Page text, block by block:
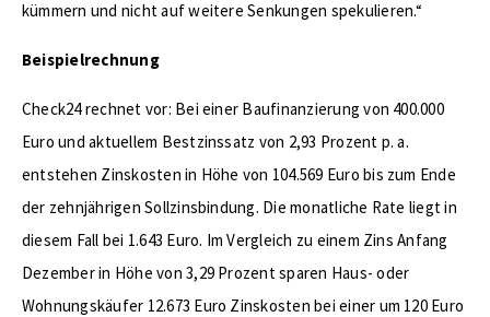
kümmern und nicht auf weitere Senkungen spekulieren.“
Beispielrechnung
Check24 rechnet vor: Bei einer Baufinanzierung von 400.000
Euro und aktuellem Bestzinssatz von 2,93 Prozent p. a.
entstehen Zinskosten in Höhe von 104.569 Euro bis zum Ende
der zehnjährigen Sollzinsbindung. Die monatliche Rate liegt in
diesem Fall bei 1.643 Euro. Im Vergleich zu einem Zins Anfang
Dezember in Höhe von 3,29 Prozent sparen Haus- oder
Wohnungskäufer 12.673 Euro Zinskosten bei einer um 120 Euro